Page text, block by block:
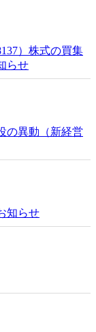
）株式の買集
らせ
の異動（新経営
知らせ